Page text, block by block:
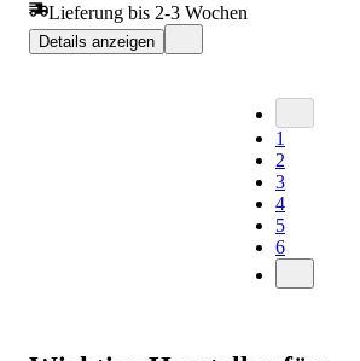
Lieferung bis 2-3 Wochen
Details anzeigen
1
2
3
4
5
6